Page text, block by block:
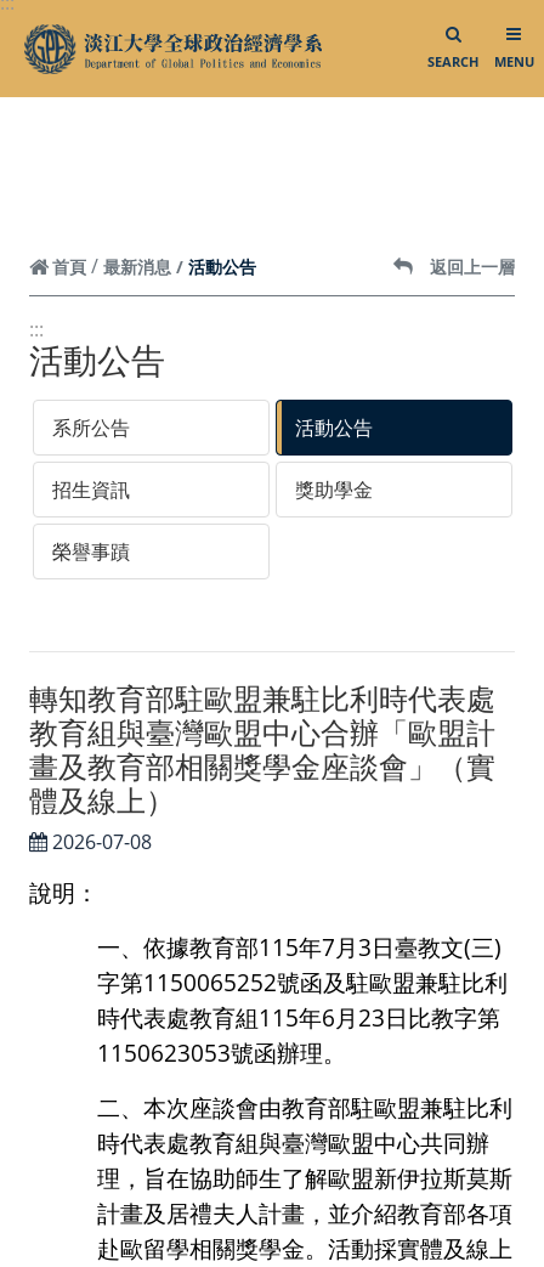
跳到頁面主要內容區
SEARCH MENU
Facebook
首頁 最新消息 活動公告 返回上一層
:::
活動公告
系所公告 活動公告
招生資訊 獎助學金
榮譽事蹟
轉知教育部駐歐盟兼駐比利時代表處
教育組與臺灣歐盟中心合辦「歐盟計
畫及教育部相關獎學金座談會」（實
體及線上）
2026-07-08
說明：
一、依據教育部115年7月3日臺教文(三)
字第1150065252號函及駐歐盟兼駐比利
時代表處教育組115年6月 23日比教字第
1150623053號函辦理。
二、本次座談會由教育部駐歐盟兼駐比利
時代表處教育組與臺灣歐盟中心共同辦
理，旨在協助師生了解歐盟新伊拉斯莫斯
計畫及居禮夫人計畫，並介紹教育部各項
赴歐留學相關獎學金。活動採實體及線上